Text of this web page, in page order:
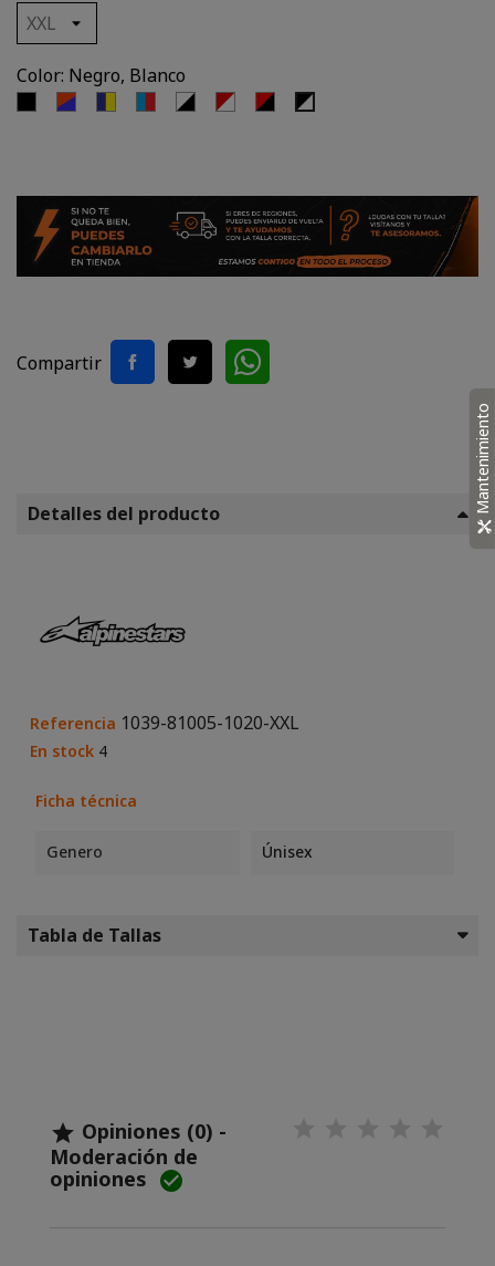
Color: Negro, Blanco
NegroNaranjo,
Azul, Blanco,Rojo,Negro,Negro,
Compartir
Detalles del producto
Referencia 1039-81005-1020-XXL
En stock 4
Ficha técnica
Genero Únisex
Tabla de Tallas
 Opiniones (0) -
Moderación de
opiniones 
Mantenimiento